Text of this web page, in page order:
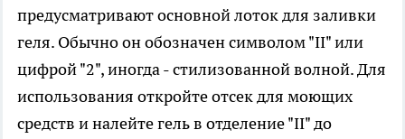
предусматривают основной лоток для заливки
геля. Обычно он обозначен символом "II" или
цифрой "2", иногда - стилизованной волной. Для
использования откройте отсек для моющих
средств и налейте гель в отделение "II" до